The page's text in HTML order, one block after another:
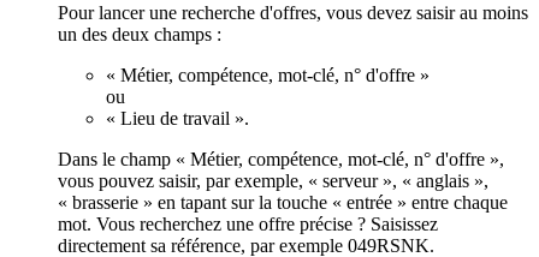
Pour lancer une recherche d'offres, vous devez saisir au moins
un des deux champs :
« Métier, compétence, mot-clé, n° d'offre »
ou
« Lieu de travail ».
Dans le champ « Métier, compétence, mot-clé, n° d'offre »,
vous pouvez saisir, par exemple, « serveur », « anglais »,
« brasserie » en tapant sur la touche « entrée » entre chaque
mot. Vous recherchez une offre précise ? Saisissez
directement sa référence, par exemple 049RSNK.